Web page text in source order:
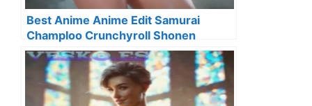
Best Anime Anime Edit Samurai
Champloo Crunchyroll Shonen